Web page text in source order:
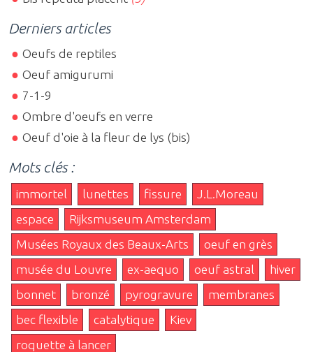
Derniers articles
Oeufs de reptiles
Oeuf amigurumi
7-1-9
Ombre d'oeufs en verre
Oeuf d'oie à la fleur de lys (bis)
Mots clés :
immortel lunettes fissure
J.L.Moreau
espace
Rijksmuseum Amsterdam
Musées Royaux des Beaux-Arts
oeuf en grès
musée du Louvre
ex-aequo oeuf astral
hiver
bonnet
bronzé pyrogravure
membranes
bec flexible
catalytique
Kiev
roquette à lancer